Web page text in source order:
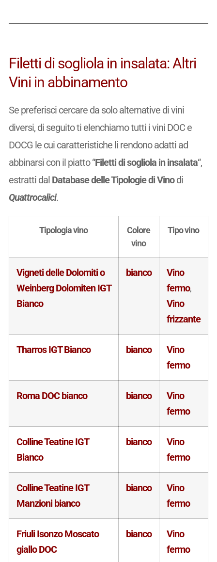
Filetti di sogliola in insalata: Altri
Vini in abbinamento
Se preferisci cercare da solo alternative di vini
diversi, di seguito ti elenchiamo tutti i vini DOC e
DOCG le cui caratteristiche li rendono adatti ad
abbinarsi con il piatto “Filetti di sogliola in insalata“,
estratti dal Database delle Tipologie di Vinodi
Quattrocalici.
Tipologia vino
Colore
vino
Tipo vino
Vigneti delle Dolomiti o
Weinberg Dolomiten IGT
Bianco
bianco
Vino
fermo,
Vino
frizzante
Tharros IGT Bianco bianco
Vino
fermo
Roma DOC bianco bianco
Vino
fermo
Colline Teatine IGT
Bianco
bianco
Vino
fermo
Colline Teatine IGT
Manzioni bianco
bianco
Vino
fermo
Friuli Isonzo Moscato
giallo DOC
bianco
Vino
fermo